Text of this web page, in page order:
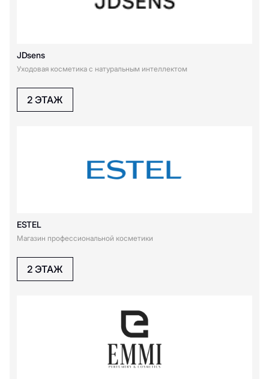
JDsens
Уходовая косметика с натуральным интеллектом
2 ЭТАЖ
ESTEL
Магазин профессиональной косметики
2 ЭТАЖ